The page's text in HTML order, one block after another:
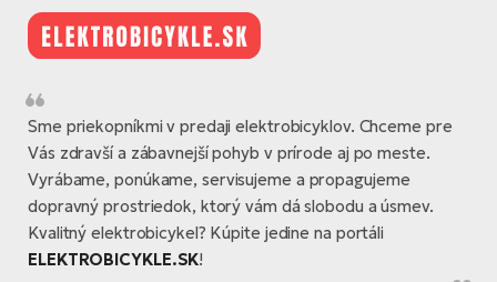
Sme priekopníkmi v predaji elektrobicyklov. Chceme pre
Vás zdravší a zábavnejší pohyb v prírode aj po meste.
Vyrábame, ponúkame, servisujeme a propagujeme
dopravný prostriedok, ktorý vám dá slobodu a úsmev.
Kvalitný elektrobicykel? Kúpite jedine na portáli
ELEKTROBICYKLE.SK!